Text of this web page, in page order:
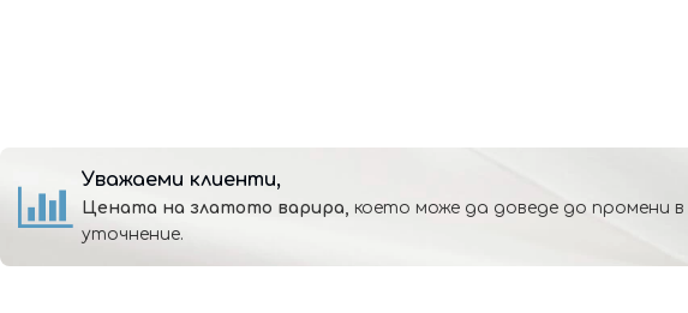
Уважаеми клиенти,
Цената на златото варира, което може да доведе до промени в
уточнение.